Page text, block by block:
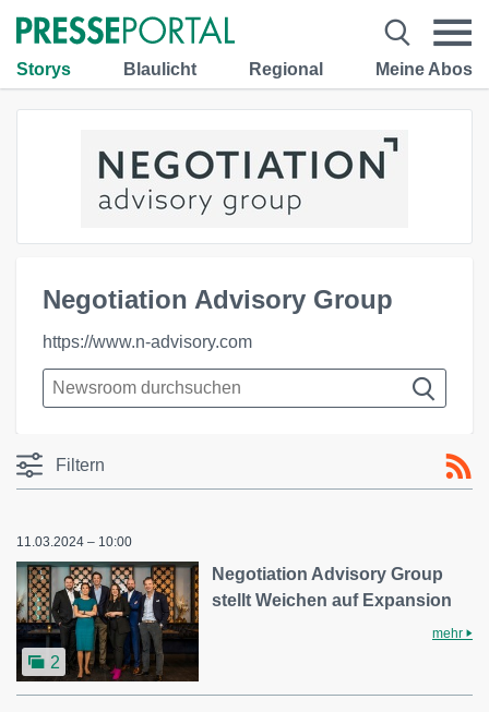
Storys Blaulicht Regional Meine Abos
Negotiation Advisory Group
https://www.n-advisory.com
Filtern
11.03.2024 – 10:00
2
Negotiation Advisory Group
stellt Weichen auf Expansion
mehr